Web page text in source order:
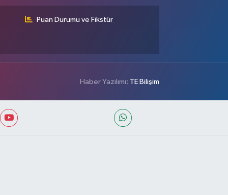
Puan Durumu ve Fikstür
Haber Yazılımı: TE Bilişim